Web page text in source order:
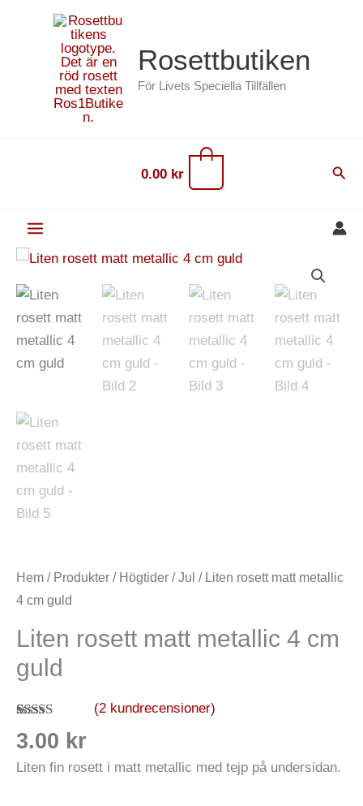
Rosettbutiken
För Livets Speciella Tillfällen
0.00 kr Sök
Hem / Produkter / Högtider /Jul / Liten rosett matt metallic
4 cm guld
Liten rosett matt metallic 4 cm
guld
Betygsatt
5.00av 5
2
kundrecensioner
(2kundrecensioner)
3.00 kr
Liten fin rosett i matt metallic med tejp på undersidan.
Liten
matt
metallic
4
cm
mängd